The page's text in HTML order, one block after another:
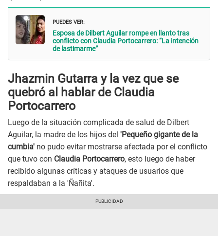
PUEDES VER:
Esposa de Dilbert Aguilar rompe en llanto tras
conflicto con Claudia Portocarrero: “La intención
de lastimarme”
Jhazmin Gutarra y la vez que se
quebró al hablar de Claudia
Portocarrero
Luego de la situación complicada de salud de Dilbert
Aguilar, la madre de los hijos del 'Pequeño gigante de la
cumbia' no pudo evitar mostrarse afectada por el conflicto
que tuvo con Claudia Portocarrero, esto luego de haber
recibido algunas críticas y ataques de usuarios que
respaldaban a la 'Ñañita'.